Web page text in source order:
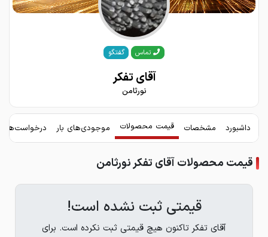
تماس گفتگو
آقای تفکر
نورثامن
داشبورد مشخصات قیمت محصولات موجودی‌های بار
قیمت محصولات آقای تفکر نورثامن
قیمتی ثبت نشده است!
آقای تفکر تاکنون هیچ قیمتی ثبت نکرده است. برای